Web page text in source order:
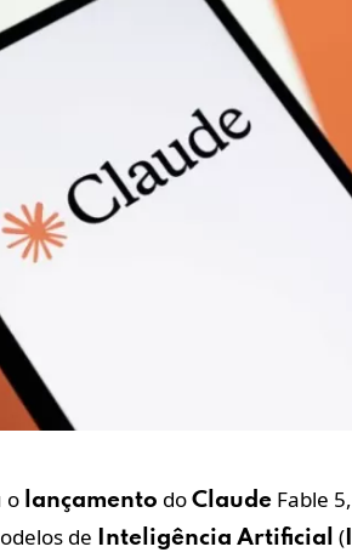
o lançamento do Claude Fable 5,
de
Inteligência Artificial (